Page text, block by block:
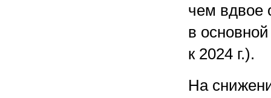
чем вдвое
в
к 2024 г.).
На